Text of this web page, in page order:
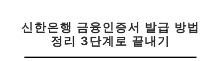
신한은행 금융인증서 발급 방법
정리 3단계로 끝내기